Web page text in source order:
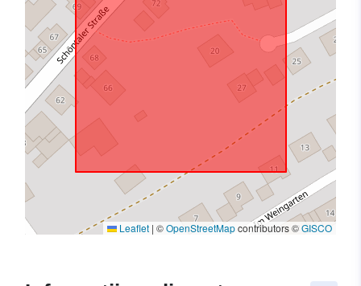
Leaflet | ©OpenStreetMapcontributors ©GISCO